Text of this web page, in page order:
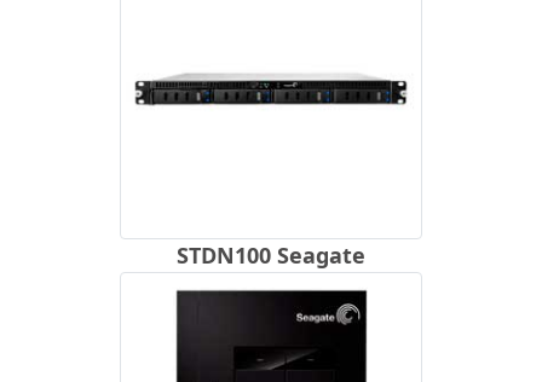
STDN100 Seagate